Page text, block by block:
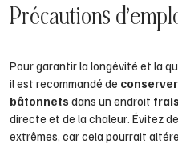
Précautions
Pour garantir la longévité et la
il est recommandé de conserver
bâtonnets dans un endroit frais
directe et de la chaleur. Évitez
extrêmes, car cela pourrait